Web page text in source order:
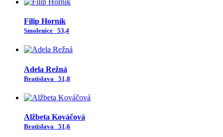
Filip Horník
Smolenice 53,4
Adela Režná
Bratislava 51,8
Alžbeta Kováčová
Bratislava 51,6